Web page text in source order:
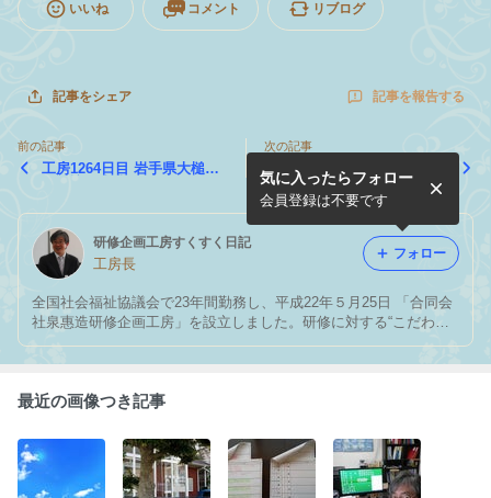
いいね コメント リブログ
記事をシェア 記事を報告する
前の記事
工房1264日目 岩手県大槌町
次の記事
工房1262日目 千葉県社会
福祉協議会様主催研修が開催
されました
研修企画工房すくすく日記
工房長
全国社会福祉協議会で23年間勤務し、平成22年５月25日 「合同会
社泉惠造研修企画工房」を設立しました。研修に対する“こだわ
り”と “いつくしみ”を忘れずに、そしてお客様と共に悩み、共に創
り、共に喜びを 分かち合える研修パートナーをめざして、毎日頑
気に入ったらフォロー
会員登録は不要です
フォロー
最近の画像つき記事